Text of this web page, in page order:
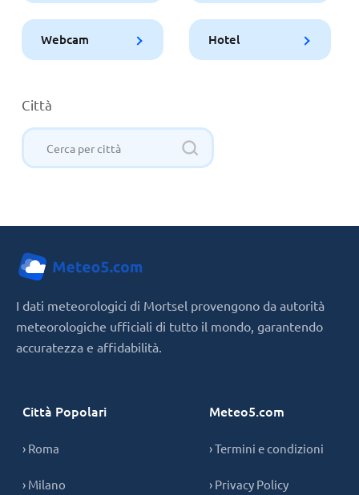
Webcam Hotel
Città
I dati meteorologici di Mortsel provengono da autorità
meteorologiche ufficiali di tutto il mondo, garantendo
accuratezza e affidabilità.
Città Popolari
› Roma
› Milano
Meteo5.com
› Termini e condizioni
› Privacy Policy